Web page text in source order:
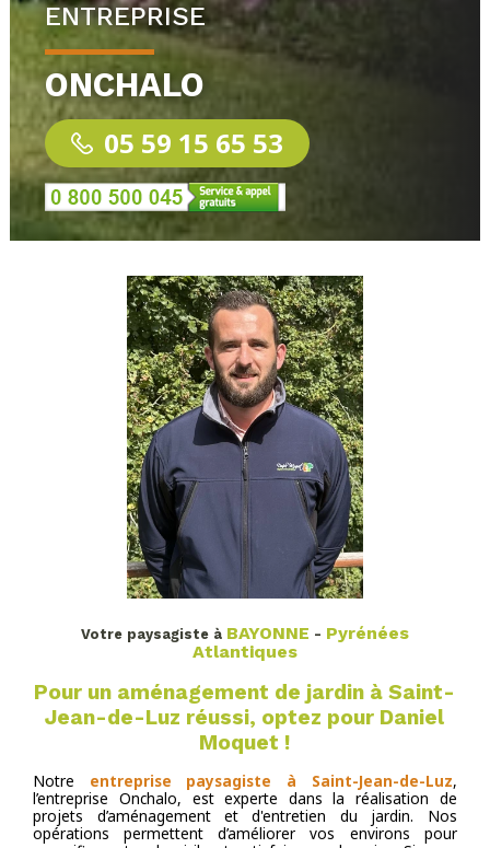
ENTREPRISE
ONCHALO
05 59 15 65 53
Votre paysagiste à BAYONNE - Pyrénées
Atlantiques
Pour un aménagement de jardin à Saint-
Jean-de-Luz réussi, optez pour Daniel
Moquet !
Notre entreprise paysagiste à Saint-Jean-de-Luz,
l’entreprise Onchalo, est experte dans la réalisation de
projets d’aménagement et d'entretien du jardin. Nos
opérations permettent d’améliorer vos environs pour